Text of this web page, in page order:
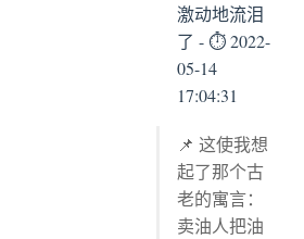
激动地流泪
了 - ⏱ 2022-
05-14
17:04:31
📌 这使我想
起了那个古
老的寓言：
卖油人把油